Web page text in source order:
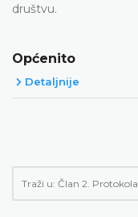
društvu.
Općenito
Detaljnije